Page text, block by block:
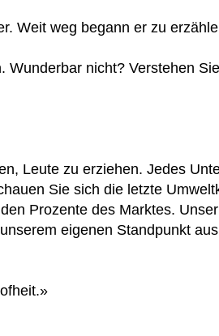
Weit weg begann er zu
nicht? Verstehen
Leute zu erziehen. Jedes
Sie sich die letzte
Prozente des Marktes.
eigenen Standpunkt